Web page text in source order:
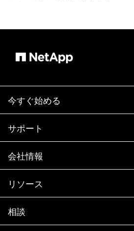
今すぐ始める
購入方法
営業チームへのお問い合わせ
パートナーを検索
エグゼクティブ ブリーフィング
製品A-Z
サポート
サポート
トレーニング
ドキュメント
ナレッジ ベース
コミュニティ
会社情報
会社情報
パートナー
採用情報
リソース
ニュースルーム
イベント
相談